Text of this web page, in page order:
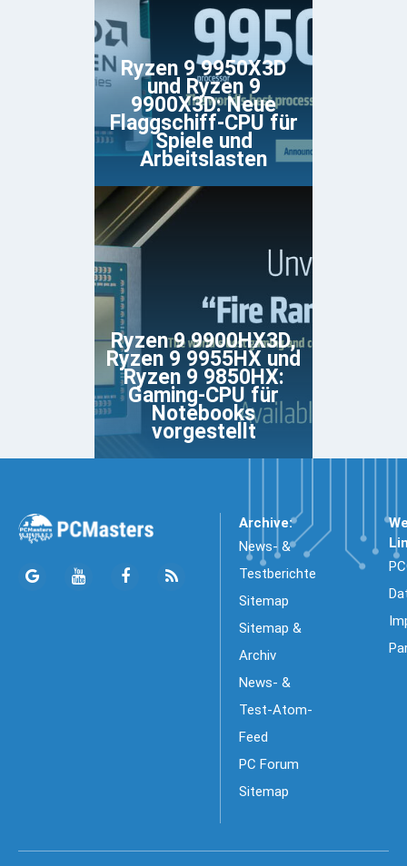
Ryzen 9 9950X3D
und Ryzen 9
9900X3D: Neue
Flaggschiff-CPU für
Spiele und
Arbeitslasten
Ryzen 9 9900HX3D,
Ryzen 9 9955HX und
Ryzen 9 9850HX:
Gaming-CPU für
Notebooks
vorgestellt
Archive:
News- &
Testberichte
Sitemap
Sitemap &
Archiv
News- &
Test-Atom-
Feed
PC Forum
Sitemap